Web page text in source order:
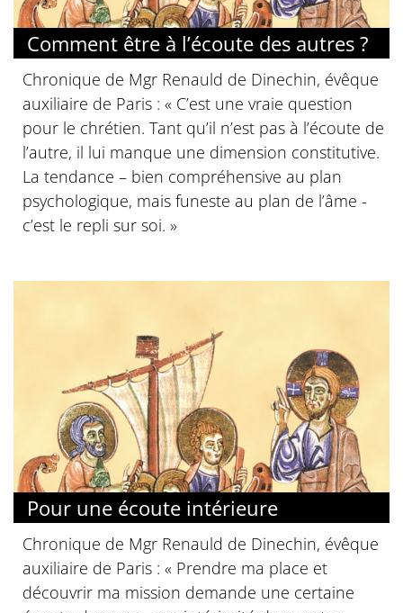
Comment être à l’écoute des autres ?
Chronique de Mgr Renauld de Dinechin, évêque
auxiliaire de Paris : « C’est une vraie question
pour le chrétien. Tant qu’il n’est pas à l’écoute de
l’autre, il lui manque une dimension constitutive.
La tendance – bien compréhensive au plan
psychologique, mais funeste au plan de l’âme -
c’est le repli sur soi. »
Pour une écoute intérieure
Chronique de Mgr Renauld de Dinechin, évêque
auxiliaire de Paris : « Prendre ma place et
découvrir ma mission demande une certaine